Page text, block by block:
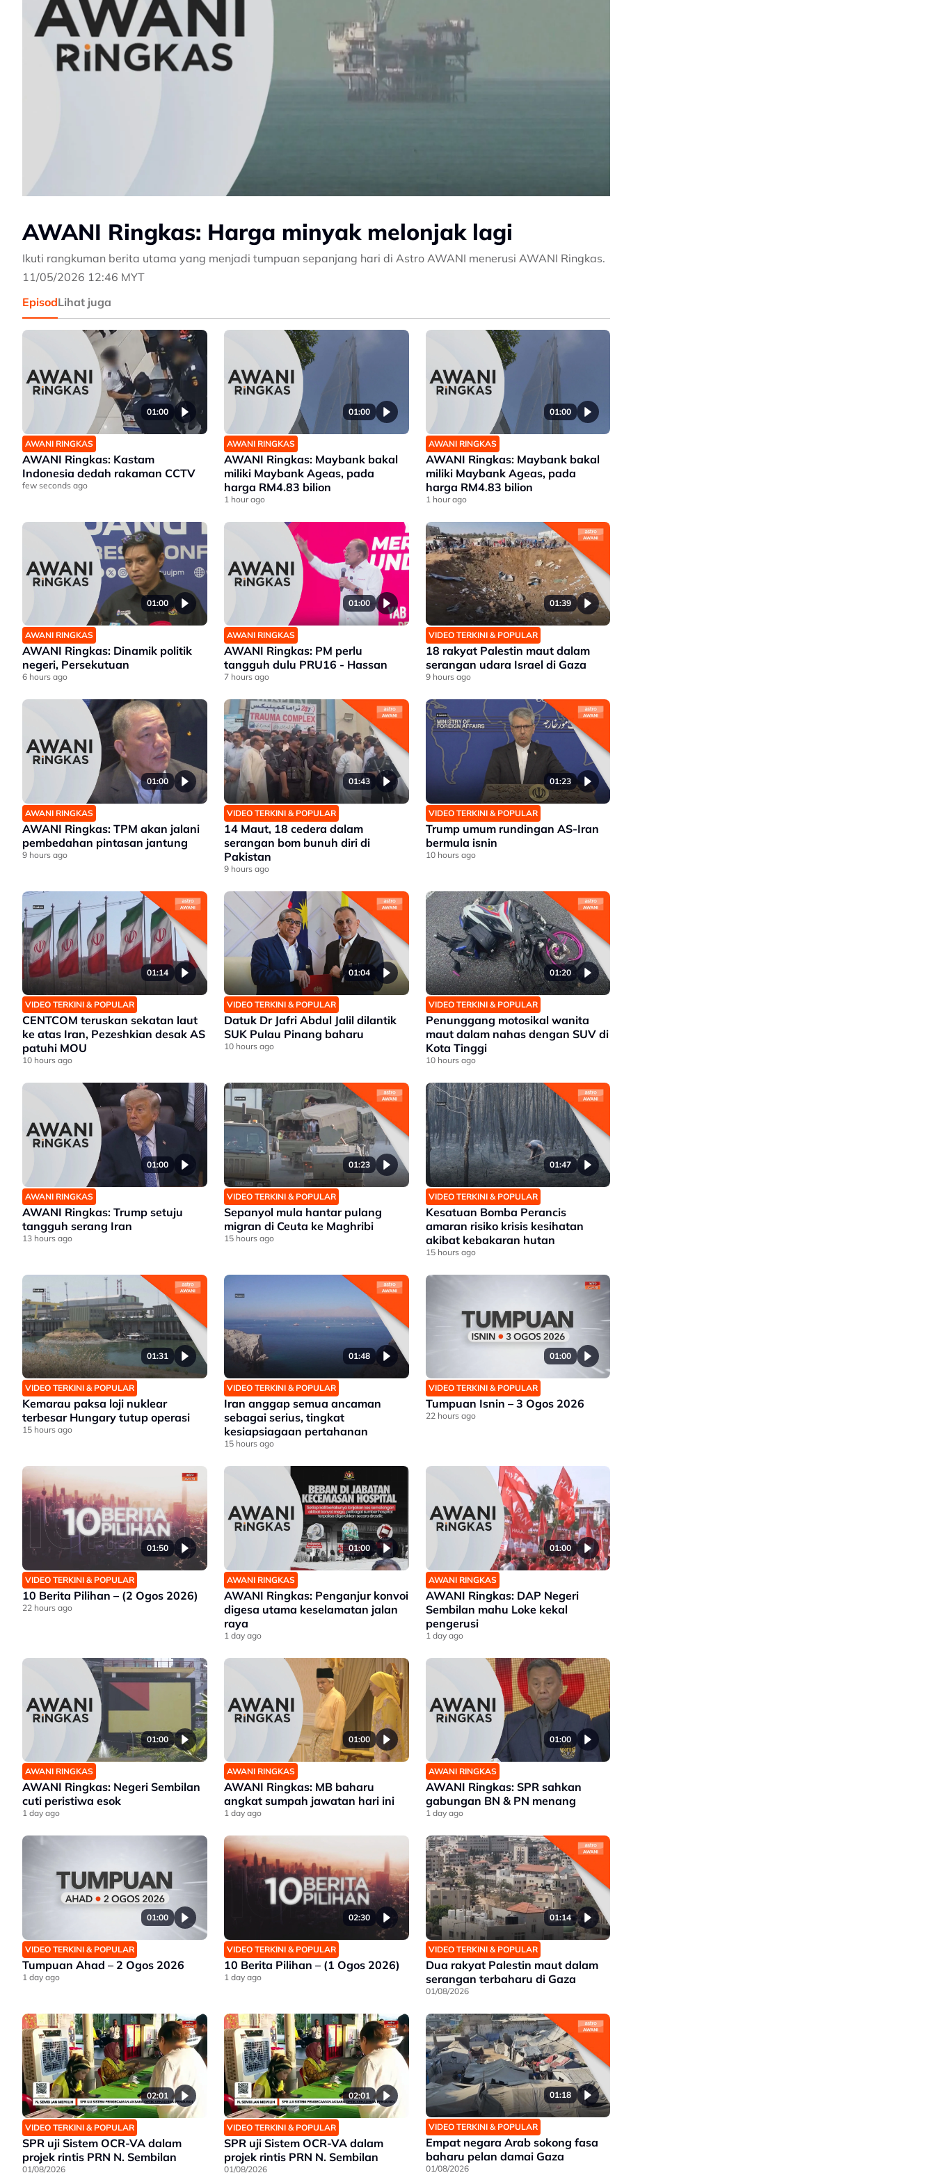
AWANI Ringkas: Harga minyak melonjak lagi
Ikuti rangkuman berita utama yang menjadi tumpuan sepanjang hari di Astro AWANI menerusi AWANI Ringkas.
11/05/2026 12:46 MYT
EpisodLihat juga
01:00
AWANI RINGKAS
AWANI Ringkas: Kastam
Indonesia dedah rakaman CCTV
few seconds ago
01:00
AWANI RINGKAS
AWANI Ringkas: Maybank bakal
miliki Maybank Ageas, pada
harga RM4.83 bilion
1 hour ago
01:00
AWANI RINGKAS
AWANI Ringkas: Maybank bakal
miliki Maybank Ageas, pada
harga RM4.83 bilion
1 hour ago
01:00
AWANI RINGKAS
AWANI Ringkas: Dinamik politik
negeri, Persekutuan
6 hours ago
01:00
AWANI RINGKAS
AWANI Ringkas: PM perlu
tangguh dulu PRU16 - Hassan
7 hours ago
01:39
VIDEO TERKINI & POPULAR
18 rakyat Palestin maut dalam
serangan udara Israel di Gaza
9 hours ago
01:00
AWANI RINGKAS
AWANI Ringkas: TPM akan jalani
pembedahan pintasan jantung
9 hours ago
01:43
VIDEO TERKINI & POPULAR
14 Maut, 18 cedera dalam
serangan bom bunuh diri di
Pakistan
9 hours ago
01:23
VIDEO TERKINI & POPULAR
Trump umum rundingan AS-Iran
bermula isnin
10 hours ago
01:14
VIDEO TERKINI & POPULAR
CENTCOM teruskan sekatan laut
ke atas Iran, Pezeshkian desak AS
patuhi MOU
10 hours ago
01:04
VIDEO TERKINI & POPULAR
Datuk Dr Jafri Abdul Jalil dilantik
SUK Pulau Pinang baharu
10 hours ago
01:20
VIDEO TERKINI & POPULAR
Penunggang motosikal wanita
maut dalam nahas dengan SUV di
Kota Tinggi
10 hours ago
01:00
AWANI RINGKAS
AWANI Ringkas: Trump setuju
tangguh serang Iran
13 hours ago
01:23
VIDEO TERKINI & POPULAR
Sepanyol mula hantar pulang
migran di Ceuta ke Maghribi
15 hours ago
01:47
VIDEO TERKINI & POPULAR
Kesatuan Bomba Perancis
amaran risiko krisis kesihatan
akibat kebakaran hutan
15 hours ago
01:31
VIDEO TERKINI & POPULAR
Kemarau paksa loji nuklear
terbesar Hungary tutup operasi
15 hours ago
01:48
VIDEO TERKINI & POPULAR
Iran anggap semua ancaman
sebagai serius, tingkat
kesiapsiagaan pertahanan
15 hours ago
01:00
VIDEO TERKINI & POPULAR
Tumpuan Isnin – 3 Ogos 2026
22 hours ago
01:50
VIDEO TERKINI & POPULAR
10 Berita Pilihan – (2 Ogos 2026)
22 hours ago
01:00
AWANI RINGKAS
AWANI Ringkas: Penganjur konvoi
digesa utama keselamatan jalan
raya
1 day ago
01:00
AWANI RINGKAS
AWANI Ringkas: DAP Negeri
Sembilan mahu Loke kekal
pengerusi
1 day ago
01:00
AWANI RINGKAS
AWANI Ringkas: Negeri Sembilan
cuti peristiwa esok
1 day ago
01:00
AWANI RINGKAS
AWANI Ringkas: MB baharu
angkat sumpah jawatan hari ini
1 day ago
01:00
AWANI RINGKAS
AWANI Ringkas: SPR sahkan
gabungan BN & PN menang
1 day ago
01:00
VIDEO TERKINI & POPULAR
Tumpuan Ahad – 2 Ogos 2026
1 day ago
02:30
VIDEO TERKINI & POPULAR
10 Berita Pilihan – (1 Ogos 2026)
1 day ago
01:14
VIDEO TERKINI & POPULAR
Dua rakyat Palestin maut dalam
serangan terbaharu di Gaza
01/08/2026
02:01
VIDEO TERKINI & POPULAR
SPR uji Sistem OCR-VA dalam
projek rintis PRN N. Sembilan
01/08/2026
02:01
VIDEO TERKINI & POPULAR
SPR uji Sistem OCR-VA dalam
projek rintis PRN N. Sembilan
01/08/2026
01:18
VIDEO TERKINI & POPULAR
Empat negara Arab sokong fasa
baharu pelan damai Gaza
01/08/2026